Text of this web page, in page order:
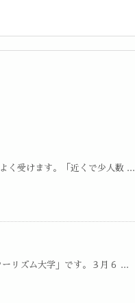
く受けます。「近くで少人数 ...
リズム大学」です。３月６ ...